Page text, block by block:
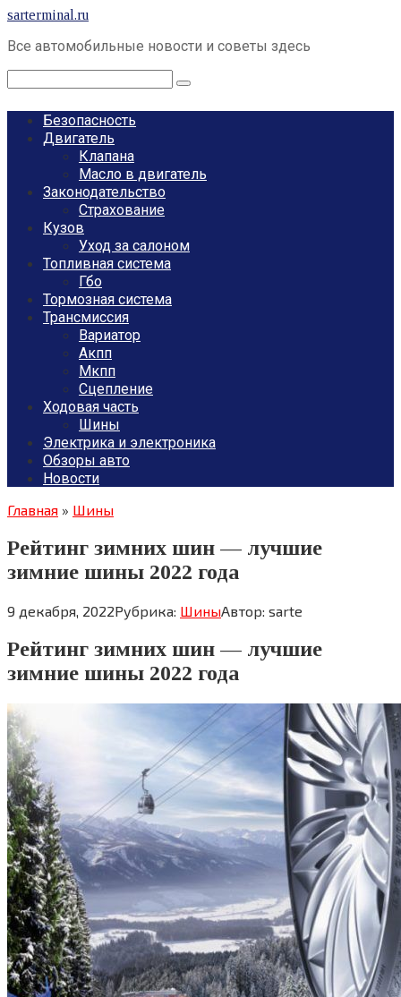
Перейти
контенту
sarterminal.ru
Все автомобильные новости и советы здесь
Поиск:
Безопасность
Двигатель
Клапана
Масло в двигатель
Законодательство
Страхование
Кузов
Уход за салоном
Топливная система
Гбо
Тормозная система
Трансмиссия
Вариатор
Акпп
Мкпп
Сцепление
Ходовая часть
Шины
Электрика и электроника
Обзоры авто
Новости
Главная » Шины
Рейтинг зимних шин — лучшие
зимние шины 2022 года
9 декабря, 2022Рубрика: ШиныАвтор: sarte
Рейтинг зимних шин — лучшие
зимние шины 2022 года